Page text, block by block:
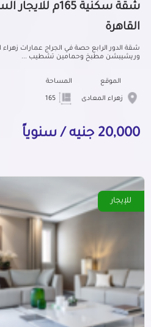
شقة سكنية 165م
القاهرة
شقة الدور الرابع حصة في الجراج عمارات
وريشيبشن مطبخ وحمامين تشطيب ...
الموقع
زهراء المعادى
المساحة
20,000 جنيه / سنوياً
للإيجار